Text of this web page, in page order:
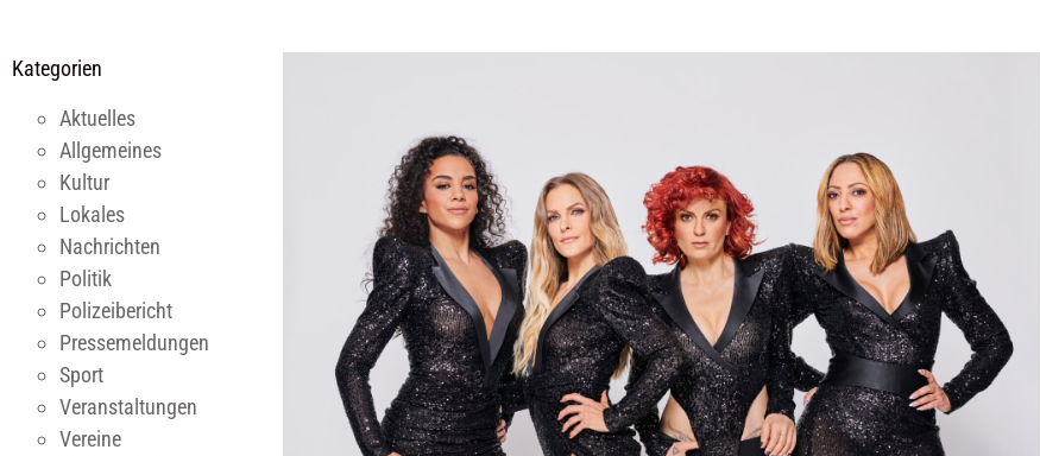
Kategorien
Aktuelles
Allgemeines
Kultur
Lokales
Nachrichten
Politik
Polizeibericht
Pressemeldungen
Sport
Veranstaltungen
Vereine